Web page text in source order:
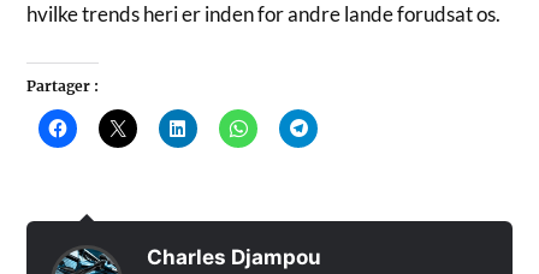
hvilke trends heri er inden for andre lande forudsat os.
Partager :
Cliquez
pour
une
fenêtre)
Cliquer
pour
une
fenêtre)
Cliquez
pour
une
fenêtre)
Cliquez
pour
une
fenêtre)
Cliquez
pour
une
fenêtre)
Charles Djampou